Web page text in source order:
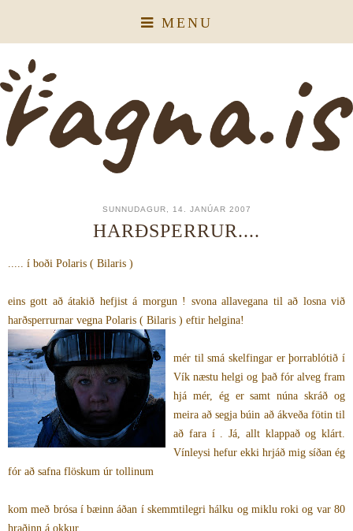
MENU
SUNNUDAGUR, 14. JANÚAR 2007
HARÐSPERRUR....
..... í boði Polaris ( Bilaris )
eins gott að átakið hefjist á morgun ! svona allavegana til að losna við
harðsperrurnar vegna Polaris ( Bilaris ) eftir helgina!
mér til smá skelfingar er þorrablótið í
Vík næstu helgi og það fór alveg fram
hjá mér, ég er samt núna skráð og
meira að segja búin að ákveða fötin til
að fara í . Já, allt klappað og klárt.
Vínleysi hefur ekki hrjáð mig síðan ég
fór að safna flöskum úr tollinum
kom með brósa í bæinn áðan í skemmtilegri hálku og miklu roki og var 80
hraðinn á okkur.